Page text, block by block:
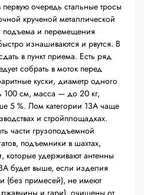
первую очередь стальные тросы
крученой металлической
и перемещения
изнашиваются и рвутся. В
в пункт приема. Есть ряд
собрать в моток перед
куски, диаметр одного
100 см, масса — до 20 кг,
5 %. Лом категории 13А чаще
и стройплощадках.
части грузоподъемной
подъемники в шахтах,
которые удерживают антенны
будет выше, если изделия
(без примесей), не имеют
и гари), очищены от